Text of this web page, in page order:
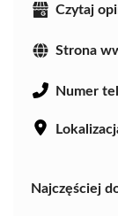
Czytaj
Strona
Numer
Najczęściej